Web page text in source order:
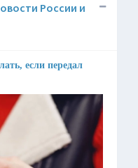
России и
если передал